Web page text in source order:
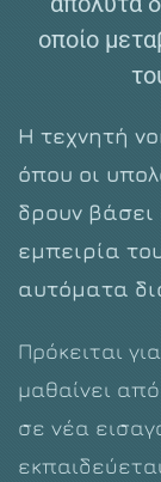
οποίο
Η τεχνητή
όπου οι
δρουν
εμπειρία
αυτόματα
Πρόκειται
μαθαίνει
σε νέα